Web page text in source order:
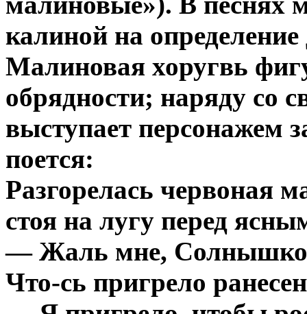
калиной на
Малиновая хоругвь
обрядности; наряду со
выступает персонажем
поется:
Разгорелась червоная
стоя на лугу перед
— Жаль мне,
Что-сь пригрело